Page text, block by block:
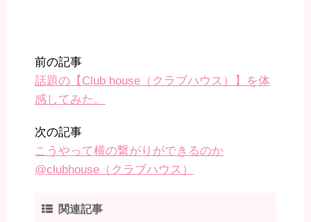
前の記事
話題の【Club house（クラブハウス）】を体
感してみた。
次の記事
こうやって横の繋がりができるのか
@clubhouse（クラブハウス）
関連記事